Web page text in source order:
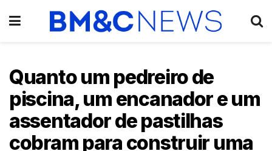
Quanto um pedreiro de
piscina, um encanador e um
assentador de pastilhas
cobram para construir uma